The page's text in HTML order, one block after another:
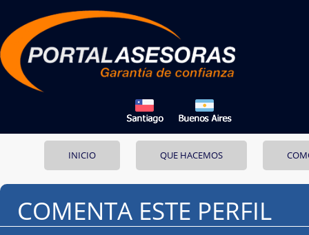
INICIO QUE HACEMOS
COMENTA ESTE PERFIL